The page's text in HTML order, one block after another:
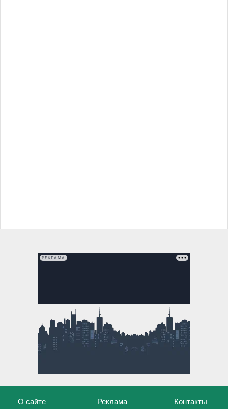
РЕКЛАМА
О сайте Реклама Контакты